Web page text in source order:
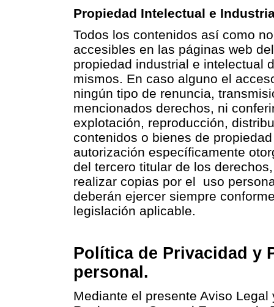
Propiedad Intelectual e
Todos los contenidos así como
accesibles en las páginas web
propiedad industrial e intelectual
mismos. En caso alguno el
ningún tipo de renuncia,
mencionados derechos, ni
explotación, reproducción,
contenidos o bienes de
autorización específicamente
del tercero titular de los
realizar copias por el uso
deberán ejercer siempre
legislación aplicable.
Política de Privacidad y
personal.
Mediante el presente Aviso